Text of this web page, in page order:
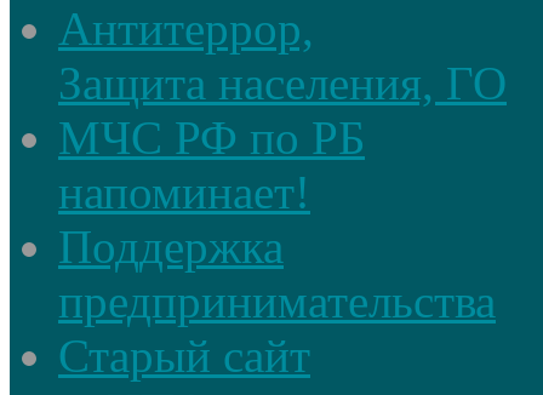
Антитеррор,
Защита населения, ГО
МЧС РФ по РБ
напоминает!
Поддержка
предпринимательства
Старый сайт